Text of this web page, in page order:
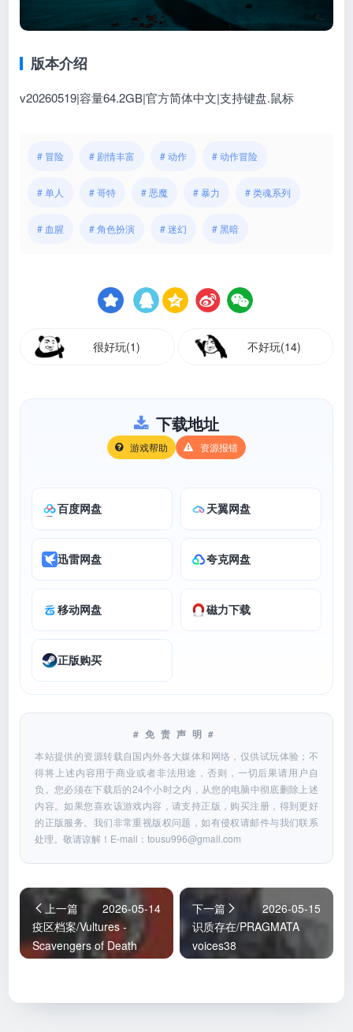
版本介绍
v20260519|容量64.2GB|官方简体中文|支持键盘.鼠标
# 冒险 # 剧情丰富 # 动作 # 动作冒险
# 单人 # 哥特 # 恶魔 # 暴力 # 类魂系列
# 血腥 # 角色扮演 # 迷幻 # 黑暗
很好玩(1) 不好玩(14)
下载地址
游戏帮助 资源报错
百度网盘 天翼网盘
迅雷网盘 夸克网盘
移动网盘 磁力下载
正版购买
#免责声明#
本站提供的资源转载自国内外各大媒体和网络，仅供试玩体验；不
得将上述内容用于商业或者非法用途，否则，一切后果请用户自
负。您必须在下载后的24个小时之内，从您的电脑中彻底删除上述
内容。如果您喜欢该游戏内容，请支持正版，购买注册，得到更好
的正版服务。我们非常重视版权问题，如有侵权请邮件与我们联系
处理。敬请谅解！E-mail：tousu996@gmail.com
上一篇
2026-05-14
疫区档案/Vultures -
Scavengers of Death
下一篇
2026-05-15
识质存在/PRAGMATA
voices38